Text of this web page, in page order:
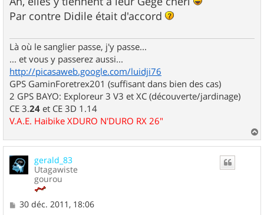
Par contre Didile était d'accord
Là où le sanglier passe, j'y passe...
... et vous y passerez aussi...
http://picasaweb.google.com/luidji76
GPS GaminForetrex201 (suffisant dans bien des cas)
2 GPS BAYO: Exploreur 3 V3 et XC (découverte/jardinage)
CE 3.24 et CE 3D 1.14
V.A.E. Haibike XDURO N'DURO RX 26"
a
gerald_83
Utagawiste
gourou
M
30 déc. 2011, 18:06